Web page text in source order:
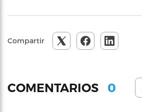
Compartir
COMENTARIOS 0